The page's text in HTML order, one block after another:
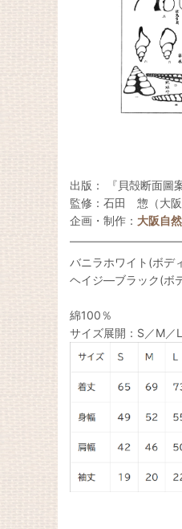
出版： 『貝殻断面圖
監修：石田 惣（大
企画・制作： 大阪自
バニラホワイト(ボデ
ヘイジ―ブラック(ボ
綿100％
サイズ展開：S／M／